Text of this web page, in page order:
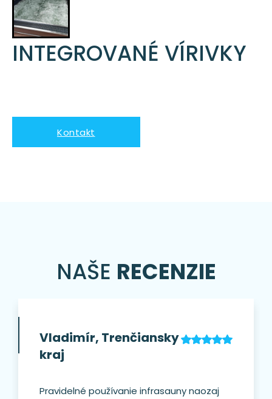
INTEGROVANÉ VÍRIVKY
Kontakt
NAŠE RECENZIE
Vladimír, Trenčiansky
kraj
Pravidelné používanie infrasauny naozaj